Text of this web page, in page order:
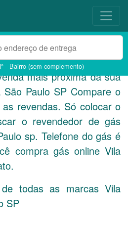
- Bairro (sem complemento)
mais próxima da sua
Paulo SP Compare o
revendas. Só colocar o
o revendedor de gás
sp. Telefone do gás é
compra gás online Vila
todas as marcas Vila
SP